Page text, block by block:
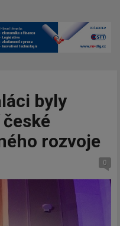
byly
rozvoje
0